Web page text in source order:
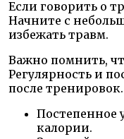
Если говорить о
Начните с
избежать травм.
Важно помнить,
Регулярность и
после тренировок.
Постепенное
калории.